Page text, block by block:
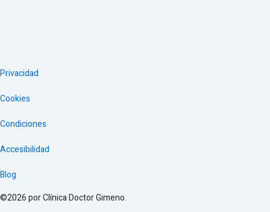
Privacidad
Cookies
Condiciones
Accesibilidad
Blog
©2026 por Clínica Doctor Gimeno.